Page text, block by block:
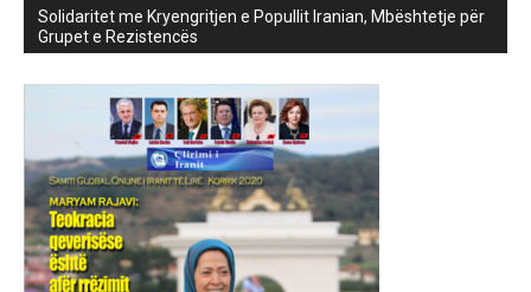
Solidaritet me Kryengritjen e Popullit Iranian, Mbështetje për
Grupet e Rezistencës